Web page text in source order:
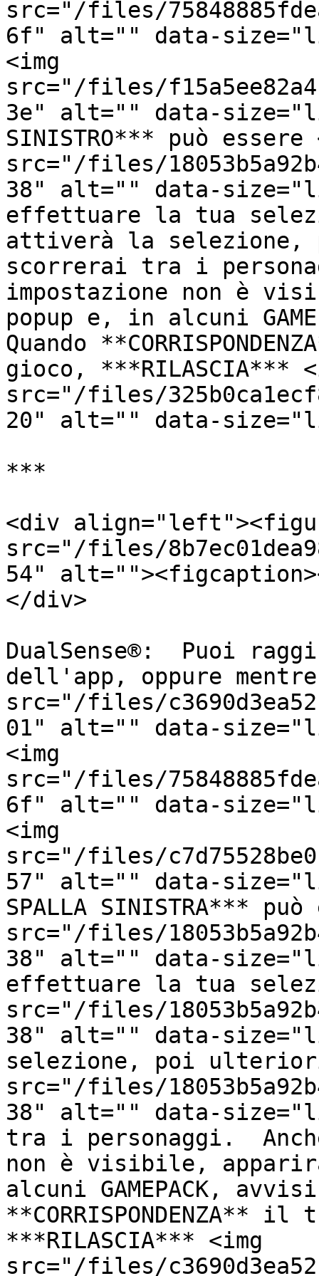
src="/files/
6f" alt="" data-
<img
src="/files/
3e" alt="" data-
SINISTRO*** può essere
src="/files/
38" alt="" data-
effettuare la tua
attiverà la selezione,
scorrerai tra i
impostazione non è
popup e, in alcuni
Quando
gioco, ***RILASCIA***
src="/files/
20" alt="" data-
***
<div
src="/files/
54"
</div>
DualSense®:  Puoi
dell'app, oppure mentre
src="/files/
01" alt="" data-
<img
src="/files/
6f" alt="" data-
<img
src="/files/
57" alt="" data-
SPALLA SINISTRA***
src="/files/
38" alt="" data-
effettuare la tua
src="/files/
38" alt="" data-
selezione, poi
src="/files/
38" alt="" data-
tra i personaggi.
non è visibile,
alcuni GAMEPACK,
***RILASCIA*** <img
src="/files/